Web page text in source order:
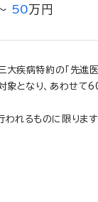
50万円
疾病特約の「先進
象となり、あわせて
るものに限りま